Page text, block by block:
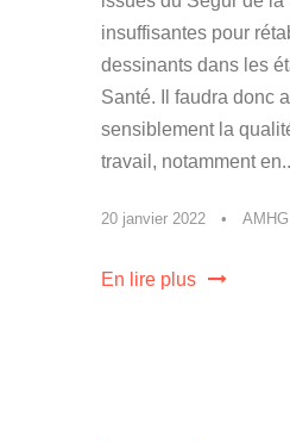
insuffisantes pour
dessinants dans les
Santé. Il faudra donc
sensiblement la
travail, notamment
20 janvier 2022 • AMHG
En lire plus